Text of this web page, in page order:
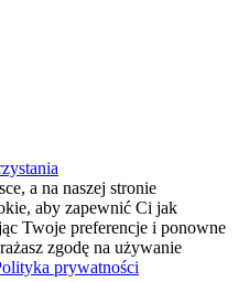
a na naszej stronie
aby zapewnić Ci jak
Twoje preferencje i ponowne
zgodę na używanie
prywatności